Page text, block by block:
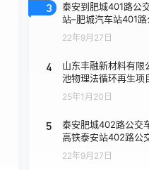
3
泰安到肥城401路公
站–肥城汽车站401
22年9月27日
4
山东丰融新材料有
池物理法循环再生项
前公示
25年1月20日
5
泰安肥城402路公交
高铁泰安站402路公
22年9月27日